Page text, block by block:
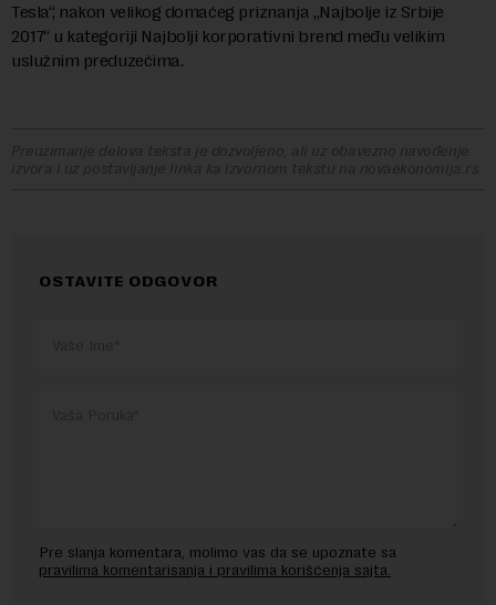
Tesla“, nakon velikog domaćeg priznanja „Najbolje iz Srbije
2017“ u kategoriji Najbolji korporativni brend među velikim
uslužnim preduzećima.
Preuzimanje delova teksta je dozvoljeno, ali uz obavezno navođenje
izvora i uz postavljanje linka ka izvornom tekstu na novaekonomija.rs
OSTAVITE ODGOVOR
Pre slanja komentara, molimo vas da se upoznate sa
pravilima komentarisanja i pravilima korišćenja sajta.